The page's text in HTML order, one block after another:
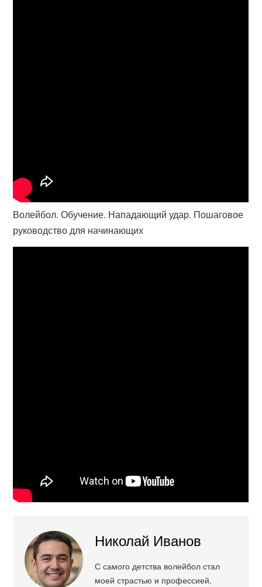
Волейбол. Обучение. Нападающий удар. Пошаговое
руководство для начинающих
Николай Иванов
С самого детства волейбол стал
моей страстью и профессией.